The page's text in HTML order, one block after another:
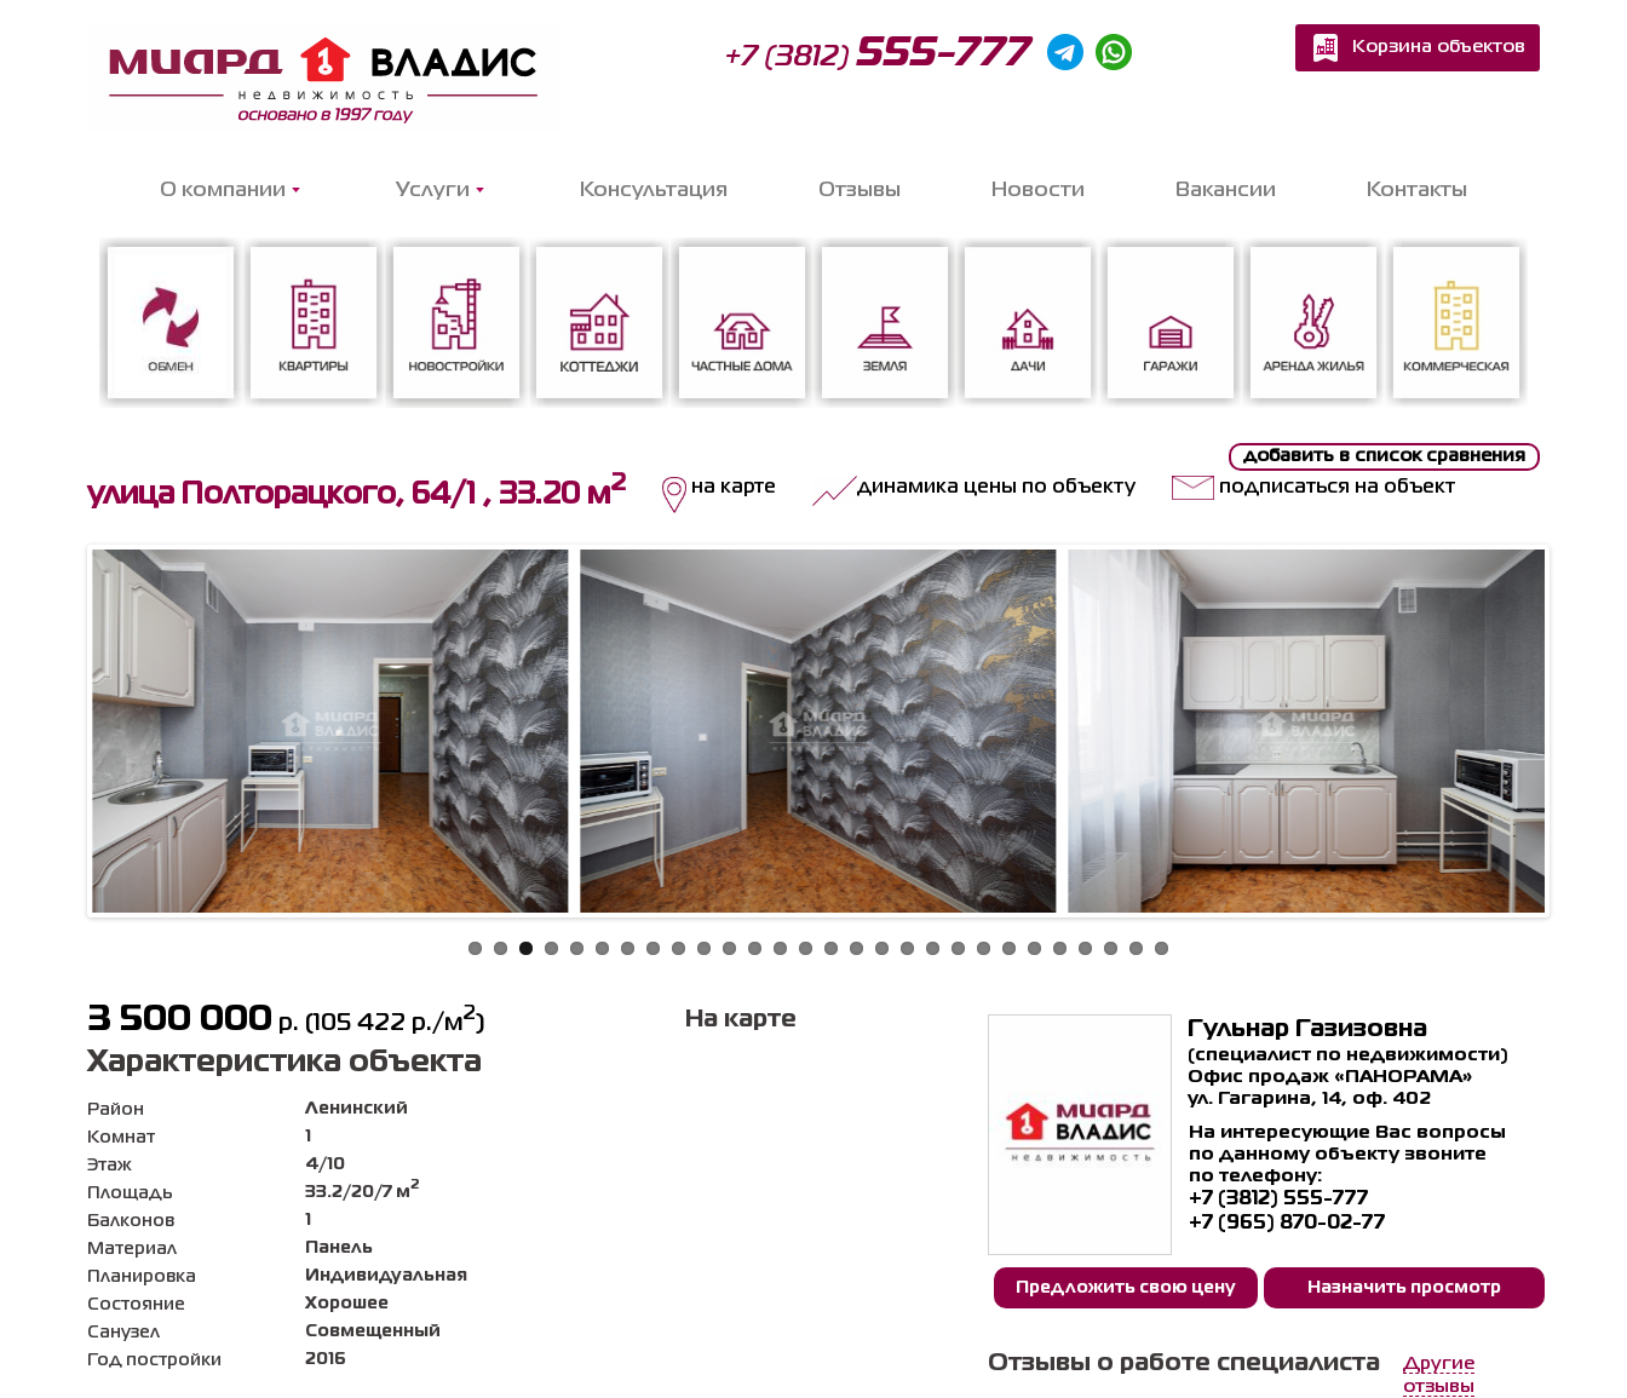
+7 (3812) 555-777 Корзина объектов
О компании Услуги Консультация Отзывы Новости Вакансии Контакты
Коммерческая
Обмен Квартиры Новостройки Коттеджи Частные дома Земля Дачи Гаражи Аренда жилья
добавить в список сравнения
улица Полторацкого, 64/1 , 33.20 м2 на карте динамика цены по объекту подписаться на объект
3 500 000 р. ( 105 422 р./м2 )
Характеристика объекта
Район
Ленинский
Комнат
1
Этаж
4/10
Площадь
33.2/20/7 м2
Балконов
1
Материал
Панель
Планировка
Индивидуальная
Состояние
Хорошее
Санузел
Совмещенный
Год постройки
2016
На карте Гульнар Газизовна
(специалист по недвижимости)
Офис продаж «ПАНОРАМА»
ул. Гагарина, 14, оф. 402
На интересующие Вас вопросы
по данному объекту звоните
по телефону:
+7 (3812) 555-777
+7 (965) 870-02-77
Предложить свою цену Назначить просмотр
Отзывы о работе специалиста
Другие
отзывы
Запишитесь на бесплатную
online-консультацию
с экспертом
Согласен на обработку персональных
Согласен сполитикой обработки
персональных данных *
ОТПРАВИТЬ